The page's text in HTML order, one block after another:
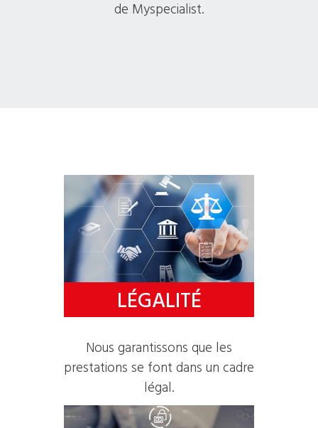
de Myspecialist.
LÉGALITÉ
Nous garantissons que les
prestations se font dans un cadre
légal.